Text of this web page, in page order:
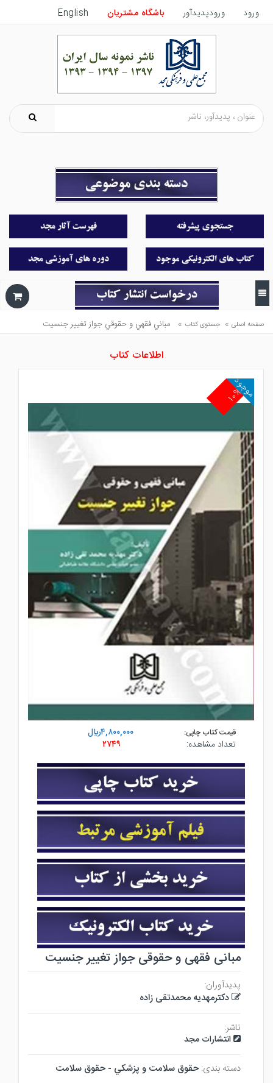
ورود ورودپدیدآور باشگاه مشتریان English
صفحه اصلی » جستوی کتاب » مباني فقهي و حقوقي جواز تغيير جنسيت
اطلاعات کتاب
۱۰%
موجود
قیمت کتاب چاپی:
۴,۸۰۰,۰۰۰ريال
تعداد مشاهده:
۲۷۴۹
مبانی فقهی و حقوقی جواز تغییر جنسیت
پدیدآوران:
دکترمهدیه محمدتقی زاده
ناشر:
انتشارات مجد
دسته بندی: حقوق سلامت و پزشكي - حقوق سلامت